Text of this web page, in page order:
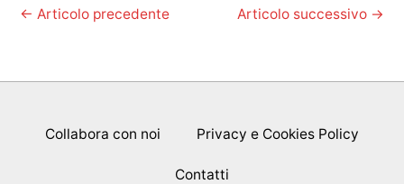
← Articolo precedente Articolo successivo →
Collabora con noi Privacy e Cookies Policy
Contatti